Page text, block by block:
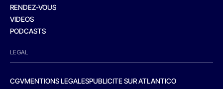
RENDEZ-VOUS
VIDEOS
PODCASTS
LEGAL
CGVMENTIONS LEGALESPUBLICITE SUR ATLANTICO